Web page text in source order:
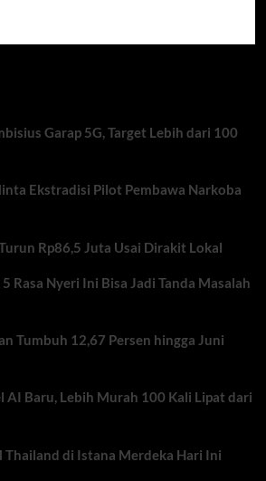
Garap 5G, Target Lebih dari 100
Ekstradisi Pilot Pembawa Narkoba
Rp86,5 Juta Usai Dirakit Lokal
Rasa Nyeri Ini Bisa Jadi Tanda Masalah
Tumbuh 12,67 Persen hingga Juni
AI Baru, Lebih Murah 100 Kali Lipat dari
Thailand di Istana Merdeka Hari Ini